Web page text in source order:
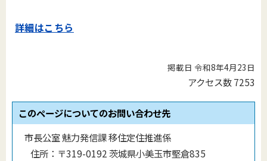
詳細はこちら
掲載日 令和8年4月23日
アクセス数7253
このページについてのお問い合わせ先
市長公室 魅力発信課 移住定住推進係
住所： 〒319-0192 茨城県小美玉市堅倉835